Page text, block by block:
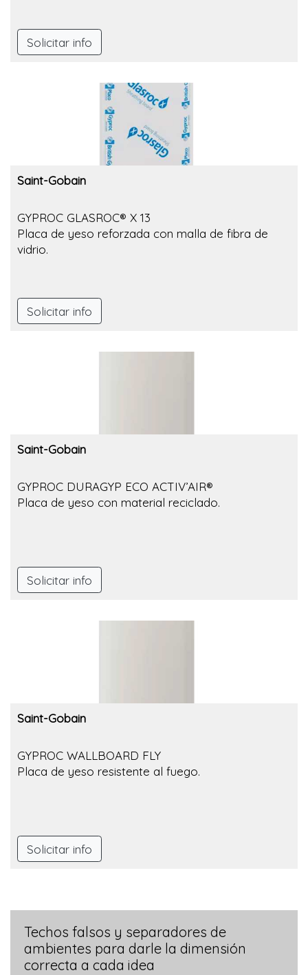
Solicitar info
Saint-Gobain
GYPROC GLASROC® X 13
Placa de yeso reforzada con malla de fibra de
vidrio.
Solicitar info
Saint-Gobain
GYPROC DURAGYP ECO ACTIV’AIR®
Placa de yeso con material reciclado.
Solicitar info
Saint-Gobain
GYPROC WALLBOARD FLY
Placa de yeso resistente al fuego.
Solicitar info
Techos falsos y separadores de
ambientes para darle la dimensión
correcta a cada idea